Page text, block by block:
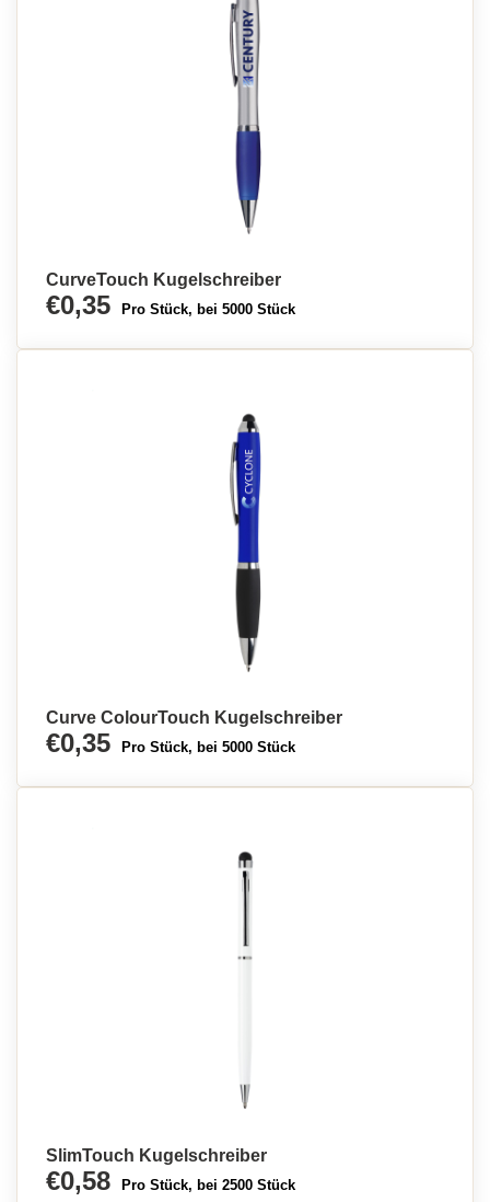
CurveTouch Kugelschreiber
€0,35 Pro Stück, bei 5000 Stück
Curve ColourTouch Kugelschreiber
€0,35 Pro Stück, bei 5000 Stück
SlimTouch Kugelschreiber
€0,58 Pro Stück, bei 2500 Stück